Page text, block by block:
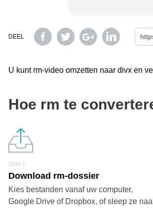
DEEL
U kunt rm-video omzetten naar divx en
Hoe rm te
Stap 1
Download rm-dossier
Kies bestanden vanaf uw computer,
Google Drive of Dropbox, of sleep ze